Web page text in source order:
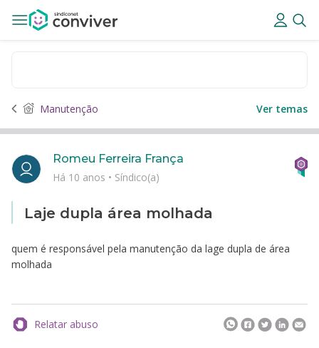
Manutenção Ver temas
Laje dupla área molhada
quem é responsável pela manutenção da lage dupla de área
molhada
Romeu Ferreira França
Há 10 anos • Síndico(a)
Relatar abuso